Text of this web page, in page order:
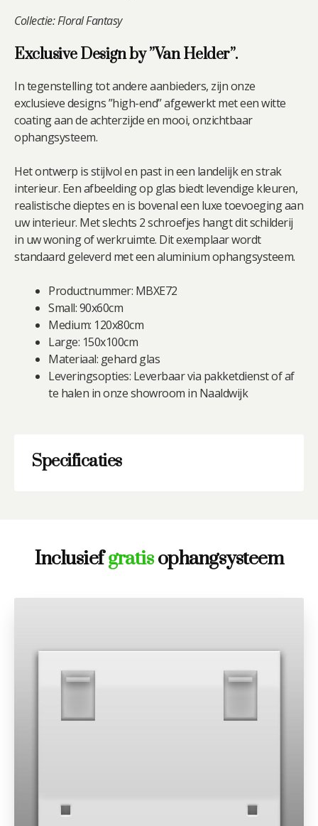
Collectie: Floral Fantasy
Exclusive Design by ”Van Helder”.
In tegenstelling tot andere aanbieders, zijn onze
exclusieve designs ”high-end” afgewerkt met een witte
coating aan de achterzijde en mooi, onzichtbaar
ophangsysteem.
Het ontwerp is stijlvol en past in een landelijk en strak
interieur. Een afbeelding op glas biedt levendige kleuren,
realistische dieptes en is bovenal een luxe toevoeging aan
uw interieur. Met slechts 2 schroefjes hangt dit schilderij
in uw woning of werkruimte. Dit exemplaar wordt
standaard geleverd met een aluminium ophangsysteem.
Productnummer: MBXE72
Small: 90x60cm
Medium: 120x80cm
Large: 150x100cm
Materiaal: gehard glas
Leveringsopties: Leverbaar via pakketdienst of af
te halen in onze showroom in Naaldwijk
Specificaties
Inclusiefgratisophangsysteem